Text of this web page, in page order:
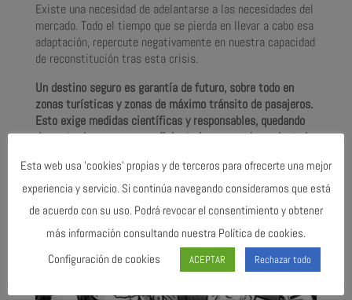
Existe una necesidad de adelantarse a las necesidades del
mercado. Todo el tiempo que se pierda en llevar a cabo esa
adaptación, repercute negativamente en nuestra capacidad
de reconstitución tras esta crisis.
Un destino seguro es garantía de futuro, sobre todo en
zonas turísticas y zonas de máximo tránsito de pasajeros.
Esto exige medidas científicas y responsables, quedando
demostrado que no son suficiente las que se han adoptado
Please follow and like us:
Ú
IMAS NOTICIAS
Esta web usa 'cookies' propias y de terceros para ofrecerte una mejor
experiencia y servicio. Si continúa navegando consideramos que está
de acuerdo con su uso. Podrá revocar el consentimiento y obtener
más información consultando nuestra Política de cookies.
Configuración de cookies
ACEPTAR Rechazar todo